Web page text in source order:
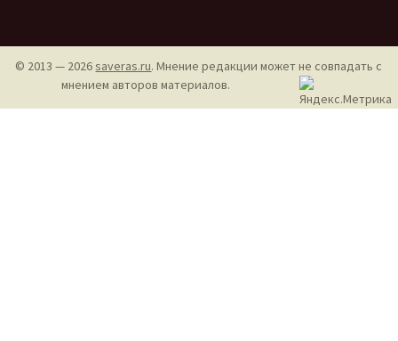
© 2013 — 2026saveras.ru. Мнение редакции может не совпадать с
мнением авторов материалов.